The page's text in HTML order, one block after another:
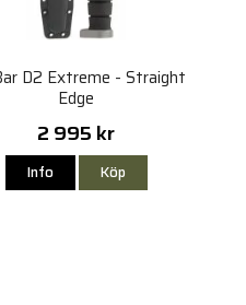
D2 Extreme - Straight
Edge
2 995 kr
Info Köp